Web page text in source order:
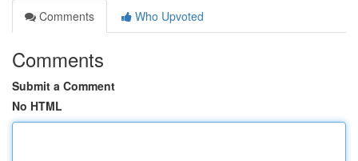
Comments
Who Upvoted
Comments
Submit a Comment
No HTML